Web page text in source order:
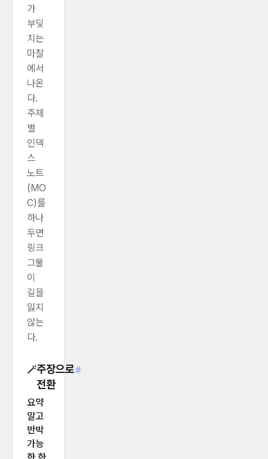
가
부딪
치는
마찰
에서
나온
다.
주제
별
인덱
스
노트
(MO
C)를
하나
두면
링크
그물
이
길을
잃지
않는
다.
🪄주장으로
전환
#
요약
말고
반박
가능